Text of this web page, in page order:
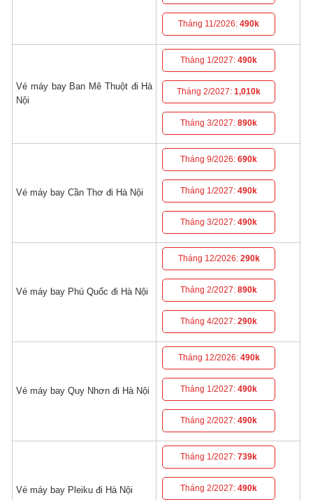
Tháng 11/2026:490k
Vé máy bay Ban Mê Thuột đi Hà
Nội
Tháng 1/2027:490k
Tháng 2/2027:1,010k
Tháng 3/2027:890k
Vé máy bay Cần Thơ đi Hà Nội
Tháng 9/2026:690k
Tháng 1/2027:490k
Tháng 3/2027:490k
Vé máy bay Phú Quốc đi Hà Nội
Tháng 12/2026: 290k
Tháng 2/2027:890k
Tháng 4/2027:290k
Vé máy bay Quy Nhơn đi Hà Nội
Tháng 12/2026: 490k
Tháng 1/2027:490k
Tháng 2/2027:490k
Vé máy bay Pleiku đi Hà Nội
Tháng 1/2027:739k
Tháng 2/2027:490k